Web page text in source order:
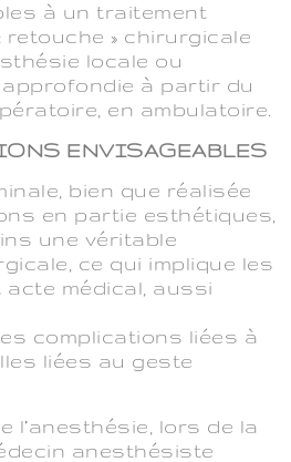
à un traitement
retouche » chirurgicale
locale ou
à partir du
en ambulatoire.
ENVISAGEABLES
bien que réalisée
en partie esthétiques,
une véritable
ce qui implique les
médical, aussi
complications liées à
liées au geste
l’anesthésie, lors de la
anesthésiste